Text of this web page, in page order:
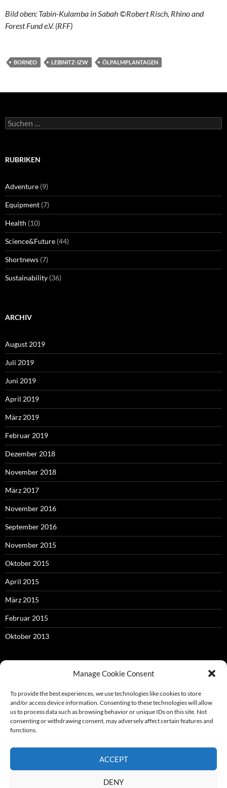
Manage Cookie Consent
To provide the best experiences, we use technologies like cookies to store
and/or access device information. Consenting to these technologies will allow
us to process data such as browsing behavior or unique IDs on this site. Not
consenting or withdrawing consent, may adversely affect certain features and
functions.
ACCEPT
DENY
Bild oben: Tabin-Kulamba in Sabah ©Robert Risch, Rhino and
Forest Fund e.V. (RFF)
BORNEO LEIBNITZ-IZW ÖLPALMPLANTAGEN
Suchen
nach:
RUBRIKEN
Adventure (9)
Equipment (7)
Health (10)
Science&Future (44)
Shortnews (7)
Sustainability (36)
ARCHIV
August 2019
Juli 2019
Juni 2019
April 2019
März 2019
Februar 2019
Dezember 2018
November 2018
März 2017
November 2016
September 2016
November 2015
Oktober 2015
April 2015
März 2015
Februar 2015
Oktober 2013
Anmelden
Eintrags-Feed